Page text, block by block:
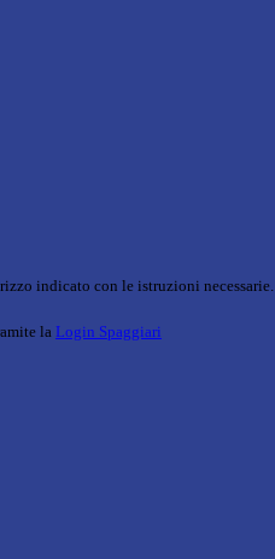
indicato con le istruzioni necessarie.
la Login Spaggiari